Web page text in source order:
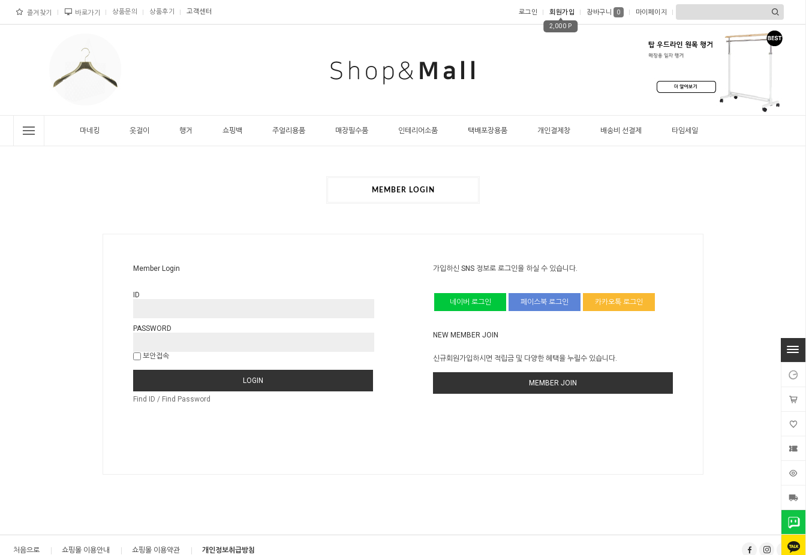
즐겨찾기 바로가기 상품문의 상품후기 고객센터 로그인 회원가입
2,000 P
장바구니 0 마이페이지
마네킹 옷걸이 행거 쇼핑백 주얼리용품 매장필수품 인테리어소품 택배포장용품 개인결제창 배송비 선결제 타임세일
MEMBER LOGIN
Member Login
ID
PASSWORD
보안접속
LOGIN
Find ID / Find Password
가입하신 SNS 정보로 로그인을 하실 수 있습니다.
네이버 로그인 페이스북 로그인 카카오톡 로그인
NEW MEMBER JOIN
신규회원가입하시면 적립금 및 다양한 혜택을 누릴수 있습니다.
MEMBER JOIN
처음으로 쇼핑몰 이용안내 쇼핑몰 이용약관 개인정보취급방침